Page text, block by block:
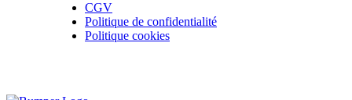
CGV
Politique de confidentialité
Politique cookies